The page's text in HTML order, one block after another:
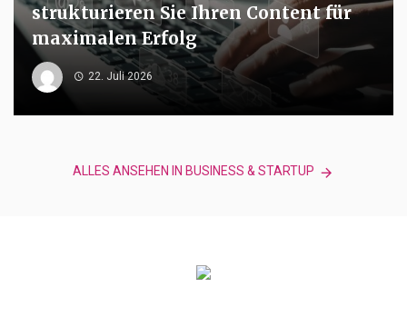
strukturieren Sie Ihren Content für
maximalen Erfolg
22. Juli 2026
ALLES ANSEHEN IN BUSINESS & STARTUP